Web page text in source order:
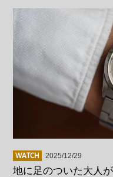
WATCH 2025/12/29
地に足のついた大人